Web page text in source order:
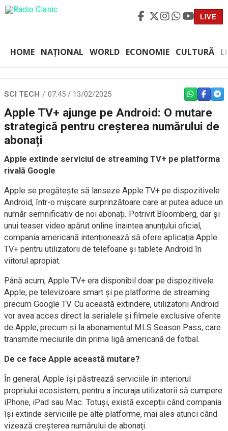
LIVE
HOME NAȚIONAL WORLD ECONOMIE CULTURĂ
SCI TECH 07:45 / 13/02/2025 WHATSAPP
Apple TV+ ajunge pe Android: O mutare
strategică pentru creșterea numărului de
abonați
Apple extinde serviciul de streaming TV+ pe platforma
rivală Google
Apple se pregătește să lanseze Apple TV+ pe dispozitivele
Android, într-o mișcare surprinzătoare care ar putea aduce un
număr semnificativ de noi abonați. Potrivit Bloomberg, dar și
unui teaser video apărut online înaintea anunțului oficial,
compania americană intenționează să ofere aplicația Apple
TV+ pentru utilizatorii de telefoane și tablete Android în
viitorul apropiat.
Până acum, Apple TV+ era disponibil doar pe dispozitivele
Apple, pe televizoare smart și pe platforme de streaming
precum Google TV. Cu această extindere, utilizatorii Android
vor avea acces direct la serialele și filmele exclusive oferite
de Apple, precum și la abonamentul MLS Season Pass, care
transmite meciurile din prima ligă americană de fotbal.
De ce face Apple această mutare?
În general, Apple își păstrează serviciile în interiorul
propriului ecosistem, pentru a încuraja utilizatorii să cumpere
iPhone, iPad sau Mac. Totuși, există excepții când compania
își extinde serviciile pe alte platforme, mai ales atunci când
vizează creșterea numărului de abonați.